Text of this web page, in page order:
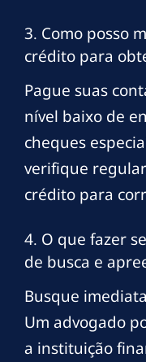
3. Como posso
crédito para
Pague suas
nível baixo de
cheques
verifique
crédito para
4. O que fazer
de busca e
Busque
Um advogado
a instituição